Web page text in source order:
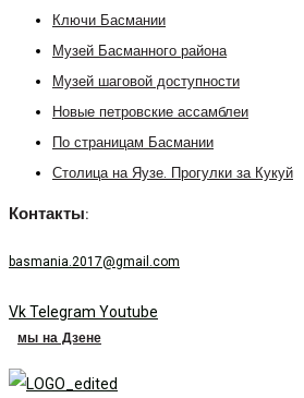
Ключи Басмании
Музей Басманного района
Музей шаговой доступности
Новые петровские ассамблеи
По страницам Басмании
Столица на Яузе. Прогулки за Кукуй
Контакты:
basmania.2017@gmail.com
VkTelegram Youtube
мы на Дзене